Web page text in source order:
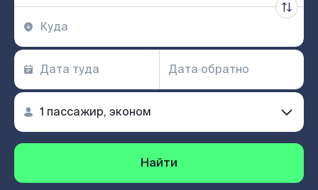
Найти